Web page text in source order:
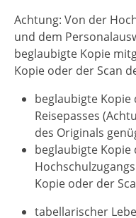
Achtung: Von der
und dem
beglaubigte Kopie
Kopie oder der Scan
beglaubigte Kopie
Reisepasses
des Originals
beglaubigte Kopie
Kopie oder der
tabellarischer